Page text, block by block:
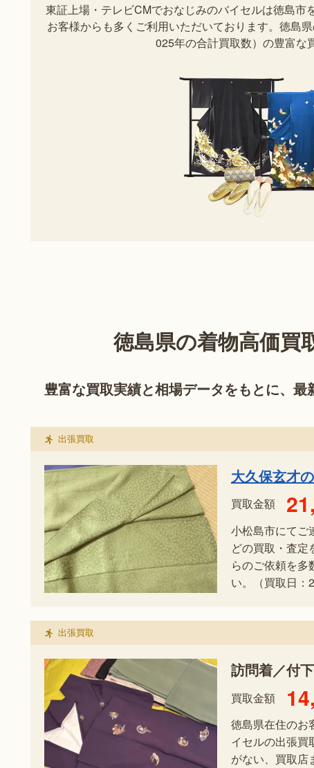
東証上場・テレビCMでおなじみのバイセルは徳島
お客様からも多くご利用いただいております。徳島
025年の合計買取数）の豊富な
徳島県の着物高価買
豊富な買取実績と相場データをもとに、最
出張買取
大久保玄才
買取金額
小松島市にてご
どの買取・査定
らのご依頼を多
い。（買取日：
出張買取
訪問着／付
買取金額
徳島県在住のお
イセルの出張買
がない、買取店